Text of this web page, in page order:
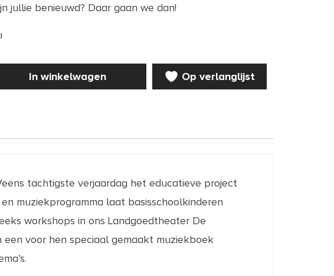
jullie benieuwd? Daar gaan we dan!
In winkelwagen Op verlanglijst
tachtigste verjaardag het educatieve project
muziekprogramma laat basisschoolkinderen
workshops in ons Landgoedtheater De
voor hen speciaal gemaakt muziekboek